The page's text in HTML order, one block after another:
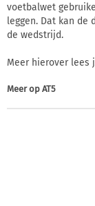
voetbalwet
leggen. Dat kan de
de wedstrijd.
Meer hierover lees
Meer op AT5